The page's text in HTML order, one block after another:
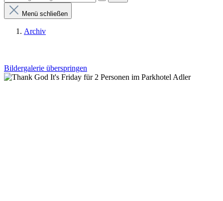
Menü schließen
Archiv
Bildergalerie überspringen